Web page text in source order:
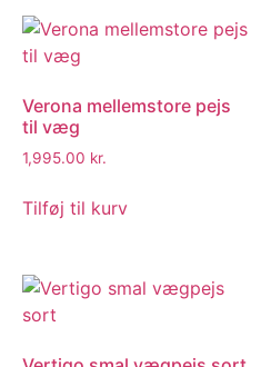
Verona mellemstore pejs
til væg
1,995.00 kr.
Tilføj til kurv